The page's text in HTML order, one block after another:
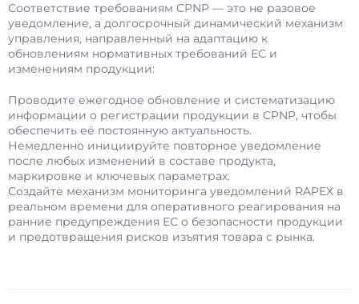
Соответствие требованиям CPNP — это не разовое
уведомление, а долгосрочный динамический механизм
управления, направленный на адаптацию к
обновлениям нормативных требований ЕС и
изменениям продукции:
Проводите ежегодное обновление и систематизацию
информации о регистрации продукции в CPNP, чтобы
обеспечить её постоянную актуальность.
Немедленно инициируйте повторное уведомление
после любых изменений в составе продукта,
маркировке и ключевых параметрах.
Создайте механизм мониторинга уведомлений RAPEX в
реальном времени для оперативного реагирования на
ранние предупреждения ЕС о безопасности продукции
и предотвращения рисков изъятия товара с рынка.